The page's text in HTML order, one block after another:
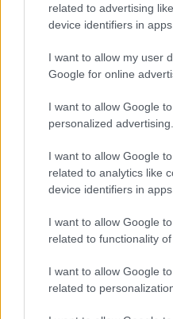
related to advertising
device identifiers in apps.
I want to allow my user
Google for online
I want to allow Google
personalized advertising.
I want to allow Google
related to analytics like
device identifiers in apps.
I want to allow Google
related to functionality
I want to allow Google
related to
Forró Afrika
izgalmas élmény a
lubickolni.
folyó és a namíbiai határ
földjén található. Egy
méter mély kanyon
hőforrások, melyekért
A hévíz a millió évekkel
maradványa, melynek
egész kietlen sziklás táj.
gyógyító vízben
sivatagi túrázás után.